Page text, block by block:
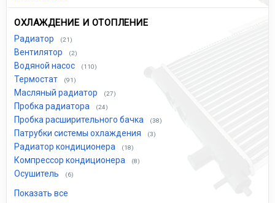
ОХЛАЖДЕНИЕ И ОТОПЛЕНИЕ
Радиатор (21)
Вентилятор (2)
Водяной насос (110)
Термостат (91)
Масляный радиатор (27)
Пробка радиатора (24)
Пробка расширительного бачка (38)
Патрубки системы охлаждения (3)
Радиатор кондиционера (18)
Компрессор кондиционера (8)
Осушитель (6)
Показать все